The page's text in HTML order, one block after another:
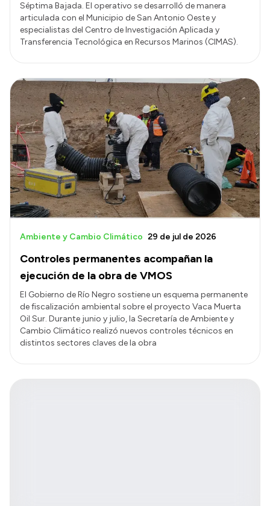
Séptima Bajada. El operativo se desarrolló de manera
articulada con el Municipio de San Antonio Oeste y
especialistas del Centro de Investigación Aplicada y
Transferencia Tecnológica en Recursos Marinos (CIMAS).
Controles permanentes acompañan la
ejecución de la obra de VMOS
Ambiente y Cambio Climático 29 de jul de 2026
El Gobierno de Río Negro sostiene un esquema permanente
de fiscalización ambiental sobre el proyecto Vaca Muerta
Oil Sur. Durante junio y julio, la Secretaría de Ambiente y
Cambio Climático realizó nuevos controles técnicos en
distintos sectores claves de la obra